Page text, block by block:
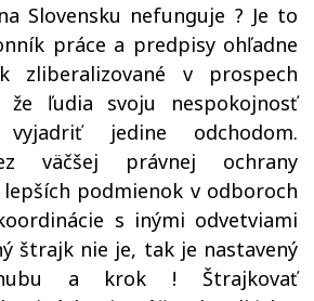
Slovensku nefunguje ? Je to
práce a predpisy ohľadne
zliberalizované v prospech
že ľudia svoju nespokojnosť
jedine odchodom.
väčšej právnej ochrany
podmienok v odboroch
s inými odvetviami
štrajk nie je, tak je nastavený
a krok ! Štrajkovať